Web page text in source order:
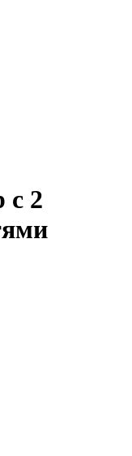
с 2